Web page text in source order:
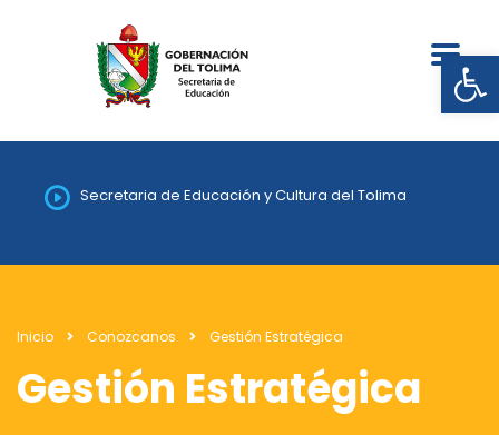
Secretaria de Educación y Cultura del Tolima
Inicio Conozcanos Gestión Estratégica
Gestión Estratégica